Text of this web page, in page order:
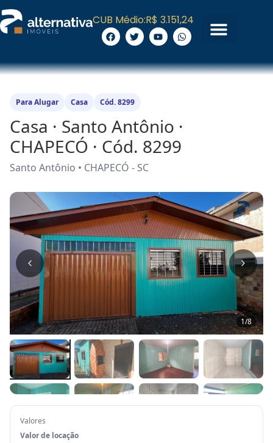
CUB Médio:R$ 3.151,24
Para Alugar Casa Cód. 8299
Casa · Santo Antônio ·
CHAPECÓ · Cód. 8299
Santo Antônio • CHAPECÓ - SC
1/8
Valores
Valor de locação